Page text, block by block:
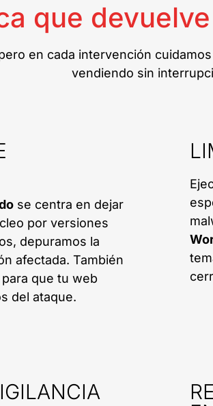
que
en cada intervención
vendiendo sin
se centra en dejar
por versiones
depuramos la
afectada. También
que tu web
del ataque.